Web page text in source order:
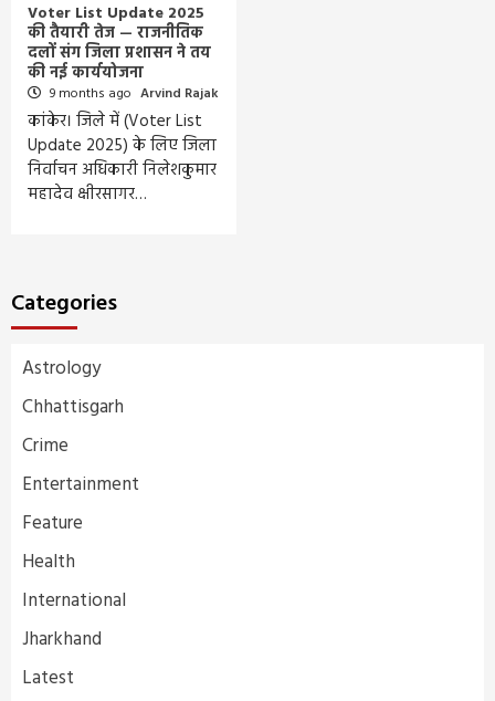
Voter List Update 2025
की तैयारी तेज — राजनीतिक
दलों संग जिला प्रशासन ने तय
की नई कार्ययोजना
9 months ago Arvind Rajak
कांकेर। जिले में (Voter List
Update 2025) के लिए जिला
निर्वाचन अधिकारी निलेशकुमार
महादेव क्षीरसागर…
Categories
Astrology
Chhattisgarh
Crime
Entertainment
Feature
Health
International
Jharkhand
Latest